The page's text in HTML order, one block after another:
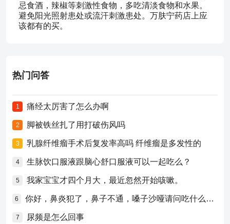
忌食酒，辣椒等刺激性食物，多吃清淡食物和水果。
避免阳光照射患处或流汗刺激患处。万肤宁药店上应
该都有的买。
热门问答
1 痛经太厉害了怎么办啊
2 脚被铁丝扎了用打破伤风吗
3 乳腺纤维瘤手术后复发率高吗 纤维瘤是多发性的
4 生脉饮口服液跟脑心舒口服液可以一起吃么？
5 我家宝宝才四个月大，最近忽然开始咳嗽。
6 你好，鼻炎犯了，鼻子不通，嗓子沙哑请问吃什么药比较好？
7 尿频是怎么回事